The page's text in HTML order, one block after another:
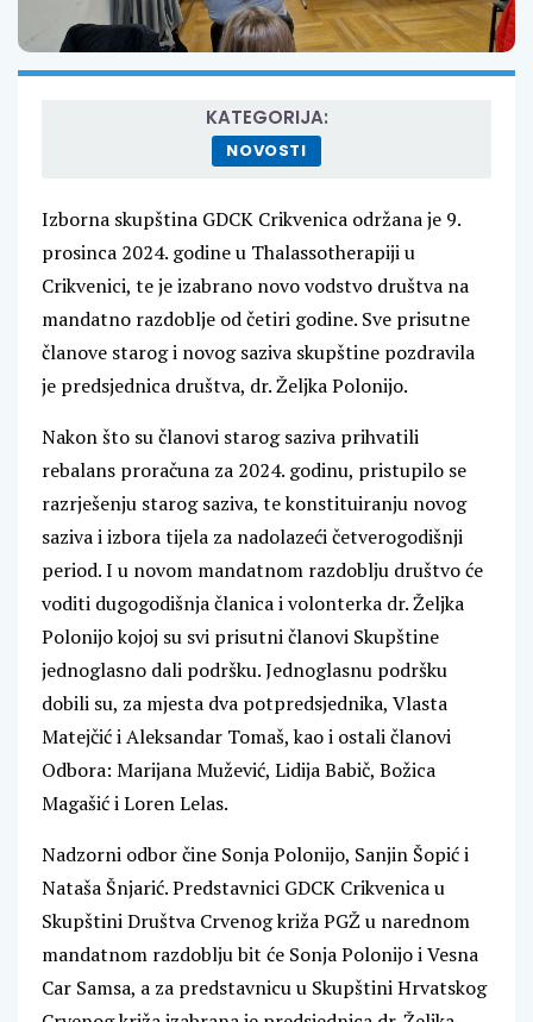
KATEGORIJA:
NOVOSTI
Izborna skupština GDCK Crikvenica održana je 9.
prosinca 2024. godine u Thalassotherapiji u
Crikvenici, te je izabrano novo vodstvo društva na
mandatno razdoblje od četiri godine. Sve prisutne
članove starog i novog saziva skupštine pozdravila
je predsjednica društva, dr. Željka Polonijo.
Nakon što su članovi starog saziva prihvatili
rebalans proračuna za 2024. godinu, pristupilo se
razrješenju starog saziva, te konstituiranju novog
saziva i izbora tijela za nadolazeći četverogodišnji
period. I u novom mandatnom razdoblju društvo će
voditi dugogodišnja članica i volonterka dr. Željka
Polonijo kojoj su svi prisutni članovi Skupštine
jednoglasno dali podršku. Jednoglasnu podršku
dobili su, za mjesta dva potpredsjednika, Vlasta
Matejčić i Aleksandar Tomaš, kao i ostali članovi
Odbora: Marijana Mužević, Lidija Babič, Božica
Magašić i Loren Lelas.
Nadzorni odbor čine Sonja Polonijo, Sanjin Šopić i
Nataša Šnjarić. Predstavnici GDCK Crikvenica u
Skupštini Društva Crvenog križa PGŽ u narednom
mandatnom razdoblju bit će Sonja Polonijo i Vesna
Car Samsa, a za predstavnicu u Skupštini Hrvatskog